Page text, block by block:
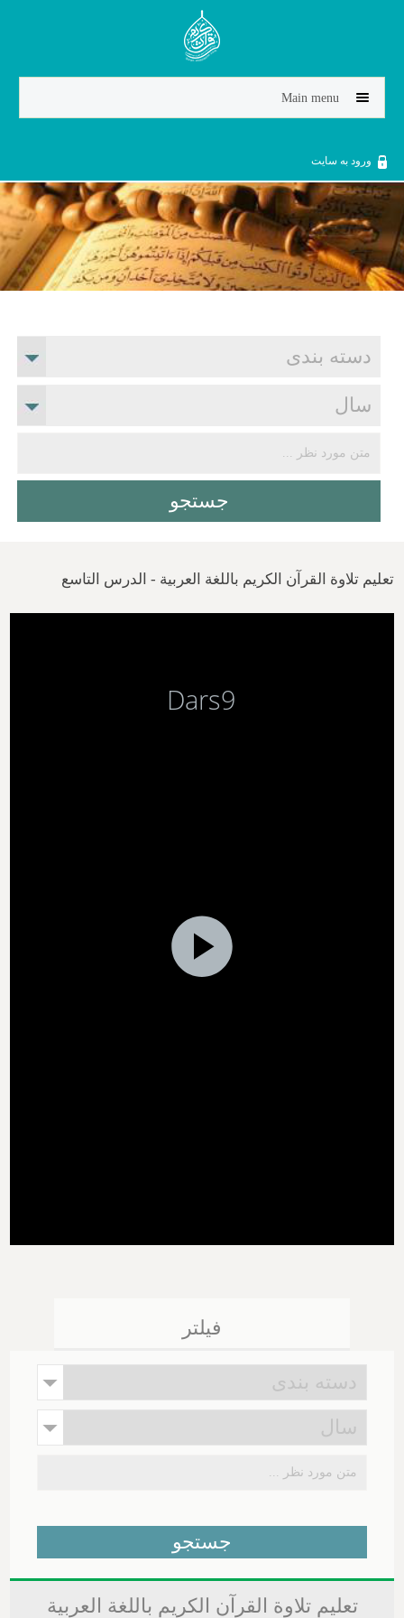
Jump to navigation
Main menu
ورود به سایت
تعلیم تلاوة القرآن الکریم باللغة العربیة - الدرس التاسع
فیلتر
تعلیم تلاوة القرآن الکریم باللغة العربیة